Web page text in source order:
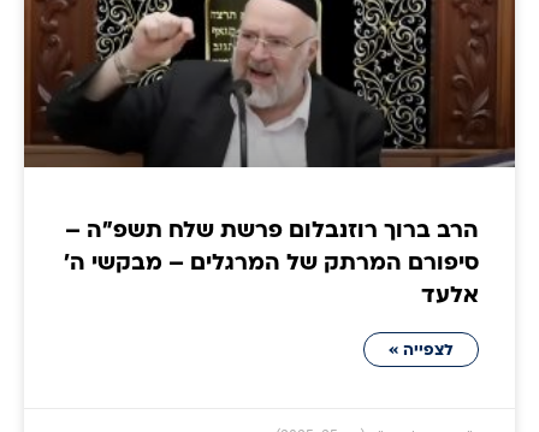
הרב ברוך רוזנבלום פרשת שלח תשפ"ה –
סיפורם המרתק של המרגלים – מבקשי ה'
אלעד
לצפייה »